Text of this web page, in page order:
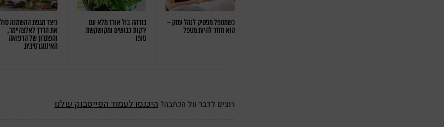
כשמטפל מפסיק לנהל עסק –
הוא חוזר להיות מטפל
בודהה בול אורז מלא עם
ירקות כבושים ומקושקשת
טופו
כיצד מגפת ההשמנה
את הדרך לאלצהיימר,
והפתרון של הרפואה
האינטגרטיבית
רוצים לדבר על הכתבה? היכנסו לעמוד הפייסבוק שלנו